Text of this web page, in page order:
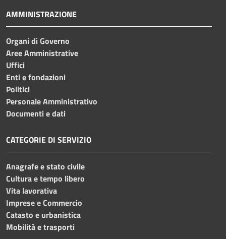
AMMINISTRAZIONE
Organi di Governo
Aree Amministrative
Uffici
Enti e fondazioni
Politici
Personale Amministrativo
Documenti e dati
CATEGORIE DI SERVIZIO
Anagrafe e stato civile
Cultura e tempo libero
Vita lavorativa
Imprese e Commercio
Catasto e urbanistica
Mobilità e trasporti